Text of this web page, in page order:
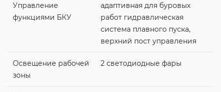
Управление
функциями БКУ
адаптивная для буровых
работ гидравлическая
система плавного пуска,
верхний пост управления
Освещение рабочей
зоны
2 светодиодные фары